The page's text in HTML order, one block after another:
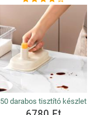
50 darabos tisztító készlet